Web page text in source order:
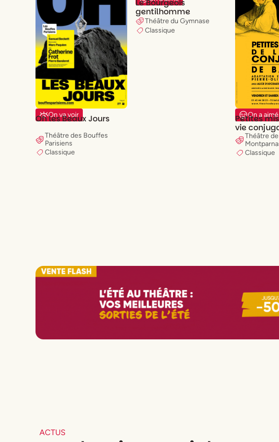
On va voir
Oh les Beaux Jours
Théâtre des Bouffes
Parisiens
Classique
Le Bourgeois
gentilhomme
Théâtre du Gymnase
Classique
On a aimé
Petites
vie
Théâtre
Classique
ACTUS